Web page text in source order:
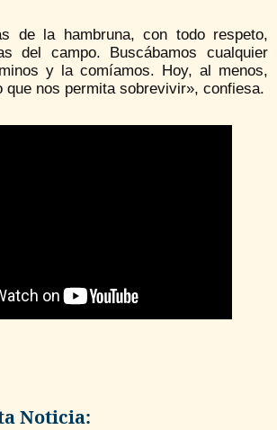
de la hambruna, con todo respeto,
del campo. Buscábamos cualquier
y la comíamos. Hoy, al menos,
que nos permita sobrevivir», confiesa.
Noticia: